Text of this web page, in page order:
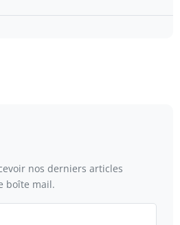
nos derniers articles
boîte mail.